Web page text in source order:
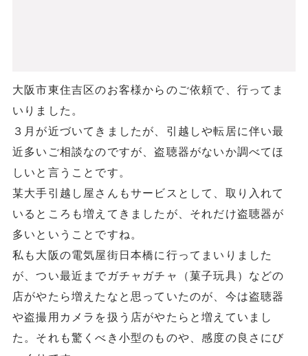
大阪市東住吉区のお客様からのご依頼で、行ってま
いりました。
３月が近づいてきましたが、引越しや転居に伴い最
近多いご相談なのですが、盗聴器がないか調べてほ
しいと言うことです。
某大手引越し屋さんもサービスとして、取り入れて
いるところも増えてきましたが、それだけ盗聴器が
多いということですね。
私も大阪の電気屋街日本橋に行ってまいりました
が、つい最近までガチャガチャ（菓子玩具）などの
店がやたら増えたなと思っていたのが、今は盗聴器
や盗撮用カメラを扱う店がやたらと増えていまし
た。それも驚くべき小型のものや、感度の良さにび